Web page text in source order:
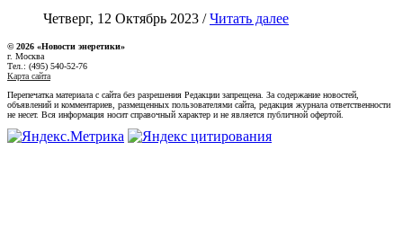
Четверг, 12 Октябрь 2023 /Читать далее
© 2026 «Новости энеретики»
г. Москва
Тел.: (495) 540-52-76
Карта сайта
Перепечатка материала с сайта без разрешения Редакции запрещена. За содержание новостей,
объявлений и комментариев, размещенных пользователями сайта, редакция журнала ответственности
не несет. Вся информация носит справочный характер и не является публичной офертой.